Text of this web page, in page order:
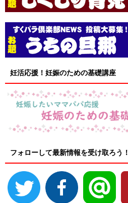
妊活応援！妊娠のための基礎講座
フォローして最新情報を受け取ろう！